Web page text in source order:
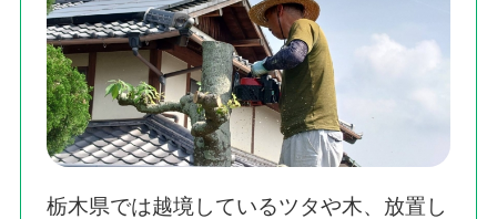
栃木県では越境しているツタや木、放置し